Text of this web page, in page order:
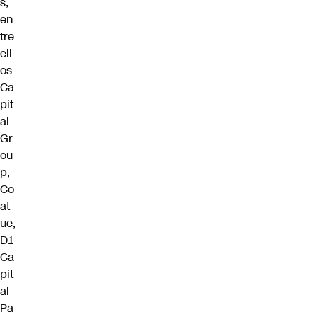
en
tre
ell
os
Ca
pit
al
Gr
ou
p,
Co
at
ue,
D1
Ca
pit
al
Pa